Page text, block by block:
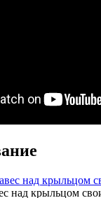
над крыльцом